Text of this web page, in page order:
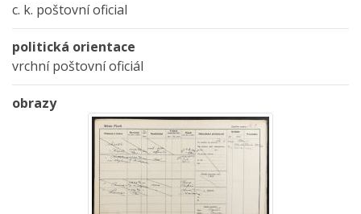
c. k. poštovní oficial
politická orientace
vrchní poštovní oficiál
obrazy